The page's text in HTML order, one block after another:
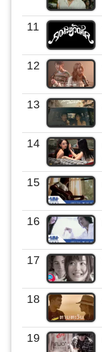
11
12
13
14
15
16
17
18
19